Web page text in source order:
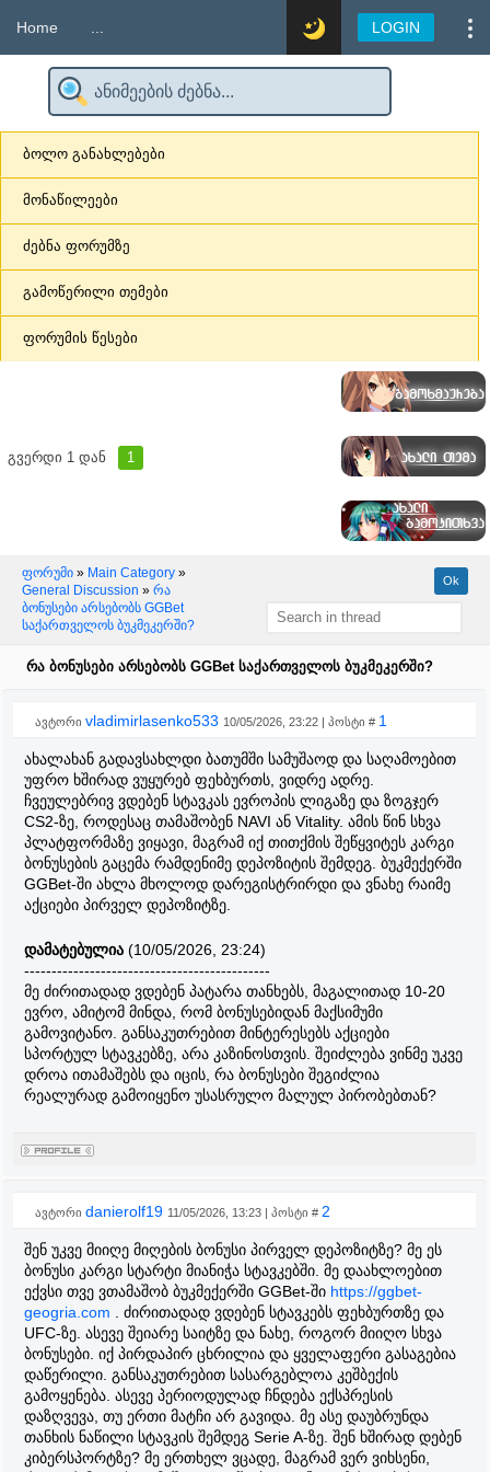
Home LOGIN
ბოლო განახლებები
მონაწილეები
ძებნა ფორუმზე
გამოწერილი თემები
ფორუმის წესები
გვერდი 1 დან 1
ფორუმი » Main Category »
General Discussion » რა
ბონუსები არსებობს GGBet
საქართველოს ბუკმეკერში?
რა ბონუსები არსებობს GGBet საქართველოს ბუკმეკერში?
ავტორი vladimirlasenko533 10/05/2026, 23:22 | პოსტი # 1
ახალახან გადავსახლდი ბათუმში სამუშაოდ და საღამოებით
უფრო ხშირად ვუყურებ ფეხბურთს, ვიდრე ადრე.
ჩვეულებრივ ვდებენ სტავკას ევროპის ლიგაზე და ზოგჯერ
CS2-ზე, როდესაც თამაშობენ NAVI ან Vitality. ამის წინ სხვა
პლატფორმაზე ვიყავი, მაგრამ იქ თითქმის შეწყვიტეს კარგი
ბონუსების გაცემა რამდენიმე დეპოზიტის შემდეგ. ბუკმექერში
GGBet-ში ახლა მხოლოდ დარეგისტრირდი და ვნახე რაიმე
აქციები პირველ დეპოზიტზე.
დამატებულია (10/05/2026, 23:24)
---------------------------------------------
მე ძირითადად ვდებენ პატარა თანხებს, მაგალითად 10-20
ევრო, ამიტომ მინდა, რომ ბონუსებიდან მაქსიმუმი
გამოვიტანო. განსაკუთრებით მინტერესებს აქციები
სპორტულ სტავკებზე, არა კაზინოსთვის. შეიძლება ვინმე უკვე
დროა ითამაშებს და იცის, რა ბონუსები შეგიძლია
რეალურად გამოიყენო უსასრულო მალულ პირობებთან?
ავტორი danierolf19 11/05/2026, 13:23 | პოსტი # 2
შენ უკვე მიიღე მიღების ბონუსი პირველ დეპოზიტზე? მე ეს
ბონუსი კარგი სტარტი მიანიჭა სტავკებში. მე დაახლოებით
ექვსი თვე ვთამაშობ ბუკმექერში GGBet-ში https://ggbet-
geogria.com . ძირითადად ვდებენ სტავკებს ფეხბურთზე და
UFC-ზე. ასევე შეიარე საიტზე და ნახე, როგორ მიიღო სხვა
ბონუსები. იქ პირდაპირ ცხრილია და ყველაფერი გასაგებია
დაწერილი. განსაკუთრებით სასარგებლოა კეშბექის
გამოყენება. ასევე პერიოდულად ჩნდება ექსპრესის
დაზღვევა, თუ ერთი მატჩი არ გავიდა. მე ასე დაუბრუნდა
თანხის ნაწილი სტავკის შემდეგ Serie A-ზე. შენ ხშირად დებენ
კიბერსპორტზე? მე ერთხელ ვცადე, მაგრამ ვერ ვიხსენი,